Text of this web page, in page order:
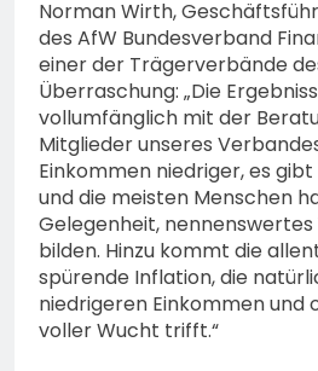
Norman Wirth,
des AfW Bundesverband
einer der Trägerverbände
Überraschung: „Die
vollumfänglich mit der
Mitglieder unseres
Einkommen niedriger, es
und die meisten Menschen
Gelegenheit,
bilden. Hinzu kommt die
spürende Inflation, die
niedrigeren Einkommen und
voller Wucht trifft.“